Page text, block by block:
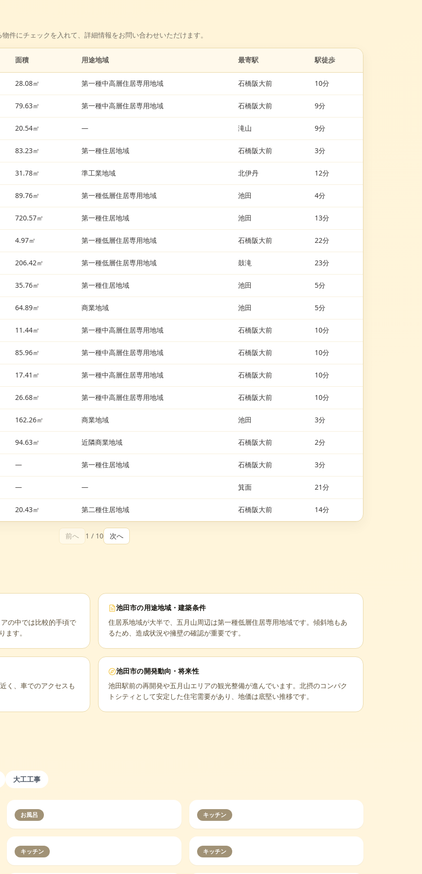
件にチェックを入れて、詳細情報をお問い合わせいただけます。
面積 用途地域 最寄駅 駅徒歩
28.08㎡ 第一種中高層住居専用地域 石橋阪大前 10分
79.63㎡ 第一種中高層住居専用地域 石橋阪大前 9分
20.54㎡ — 滝山 9分
83.23㎡ 第一種住居地域 石橋阪大前 3分
31.78㎡ 準工業地域 北伊丹 12分
89.76㎡ 第一種低層住居専用地域 池田 4分
720.57㎡ 第一種住居地域 池田 13分
4.97㎡ 第一種低層住居専用地域 石橋阪大前 22分
206.42㎡ 第一種低層住居専用地域 鼓滝 23分
35.76㎡ 第一種住居地域 池田 5分
64.89㎡ 商業地域 池田 5分
11.44㎡ 第一種中高層住居専用地域 石橋阪大前 10分
85.96㎡ 第一種中高層住居専用地域 石橋阪大前 10分
17.41㎡ 第一種中高層住居専用地域 石橋阪大前 10分
26.68㎡ 第一種中高層住居専用地域 石橋阪大前 10分
162.26㎡ 商業地域 池田 3分
94.63㎡ 近隣商業地域 石橋阪大前 2分
— 第一種住居地域 石橋阪大前 3分
— — 箕面 21分
20.43㎡ 第二種住居地域 石橋阪大前 14分
前へ 1 / 10 次へ
の中では比較的手頃で
ます。
池田市の用途地域・建築条件
住居系地域が大半で、五月山周辺は第一種低層住居専用地域です。傾斜地もあ
るため、造成状況や擁壁の確認が重要です。
く、車でのアクセスも
池田市の開発動向・将来性
池田駅前の再開発や五月山エリアの観光整備が進んでいます。北摂のコンパク
トシティとして安定した住宅需要があり、地価は底堅い推移です。
大工工事
お風呂 キッチン
キッチン キッチン